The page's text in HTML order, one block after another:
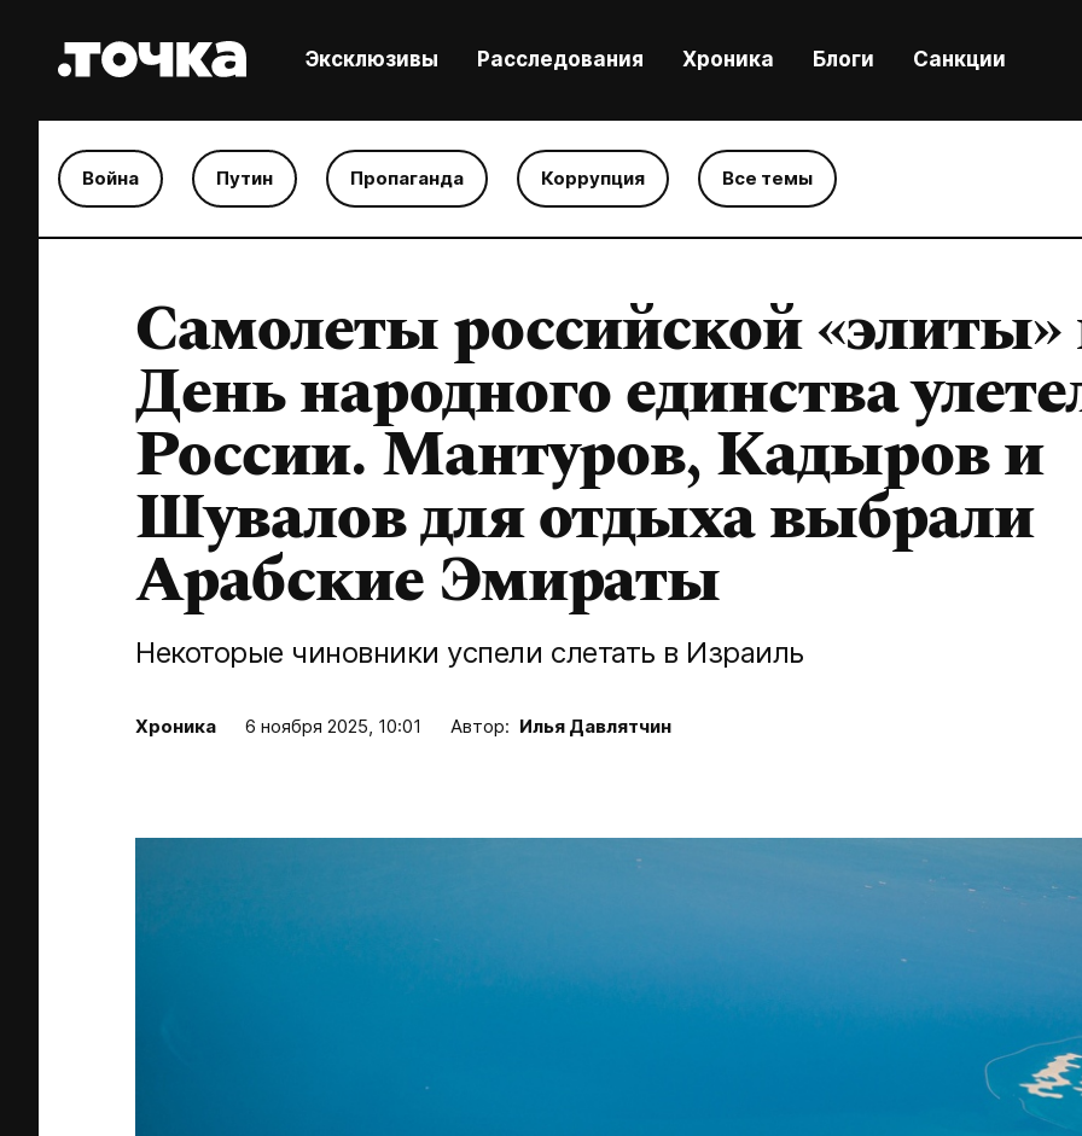
Эксклюзивы Расследования Хроника Блоги Санкции
Война Путин Пропаганда Коррупция Все темы
Самолеты российской «элиты»
День народного единства
России. Мантуров, Кадыров и
Шувалов для отдыха выбрали
Арабские Эмираты
Некоторые чиновники успели слетать в Израиль
Хроника 6 ноября 2025, 10:01 Автор: Илья Давлятчин